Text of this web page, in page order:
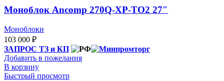
Моноблок Ancomp 270Q-ХР-ТО2 27″
Моноблоки
103 000 ₽
ЗАПРОС ТЗ и КП
Добавить в пожелания
В корзину
Быстрый просмотр